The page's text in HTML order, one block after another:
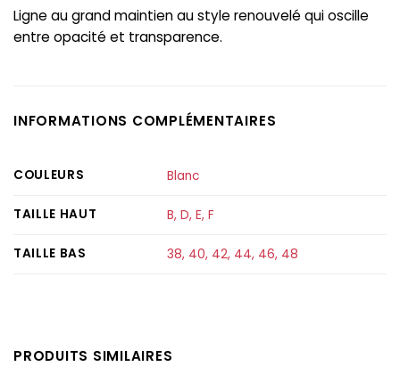
Ligne au grand maintien au style renouvelé qui oscille
entre opacité et transparence.
INFORMATIONS COMPLÉMENTAIRES
COULEURS Blanc
TAILLE HAUT B, D, E, F
TAILLE BAS 38, 40, 42, 44, 46, 48
PRODUITS SIMILAIRES